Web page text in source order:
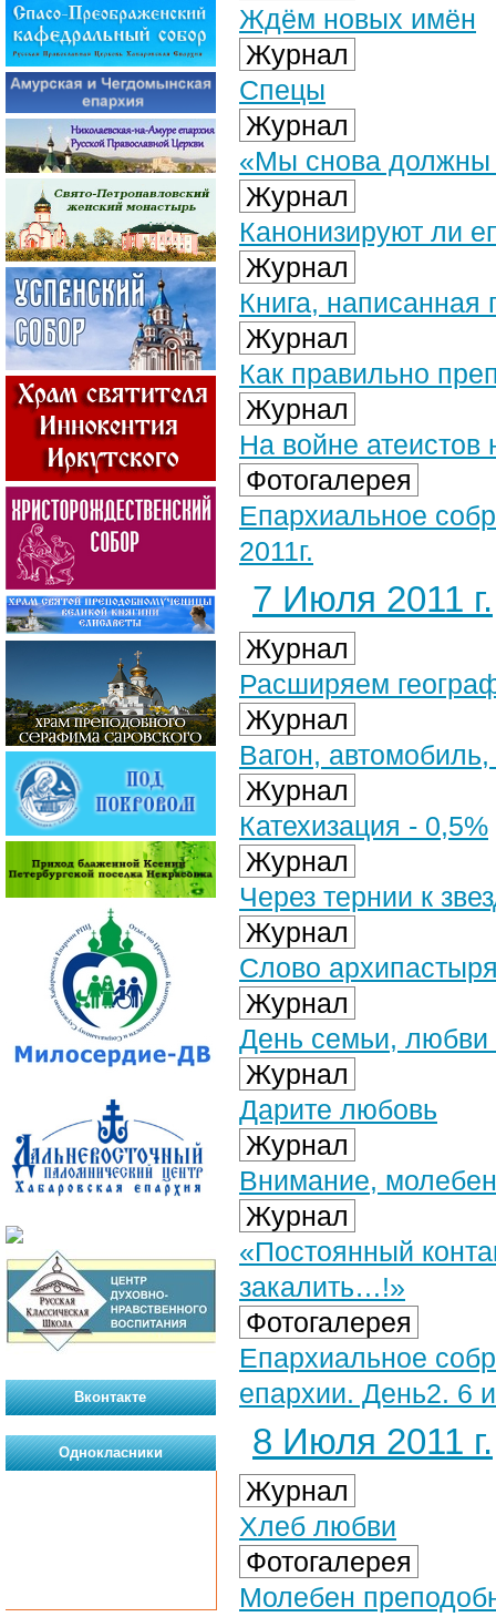
Ждём новых имён
Журнал
Спецы
Журнал
«Мы снова должны
Журнал
Канонизируют ли
Журнал
Книга, написанная
Журнал
Как правильно
Журнал
На войне атеистов
Фотогалерея
Епархиальное
2011г.
7 Июля 2011 г.
Журнал
Расширяем
Журнал
Вагон,
Журнал
Катехизация - 0,5%
Журнал
Через тернии к
Журнал
Слово
Журнал
День семьи, любви
Журнал
Дарите любовь
Журнал
Внимание,
Журнал
«Постоянный
закалить…!»
Фотогалерея
Епархиальное
епархии. День2. 6
8 Июля 2011 г.
Журнал
Хлеб любви
Фотогалерея
Молебен
Вконтакте
Однокласники